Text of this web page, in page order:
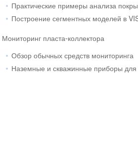
Практические примеры анализа
Построение сегментных моделей в
Мониторинг пласта-коллектора
Обзор обычных средств мониторинга
Наземные и скважинные приборы